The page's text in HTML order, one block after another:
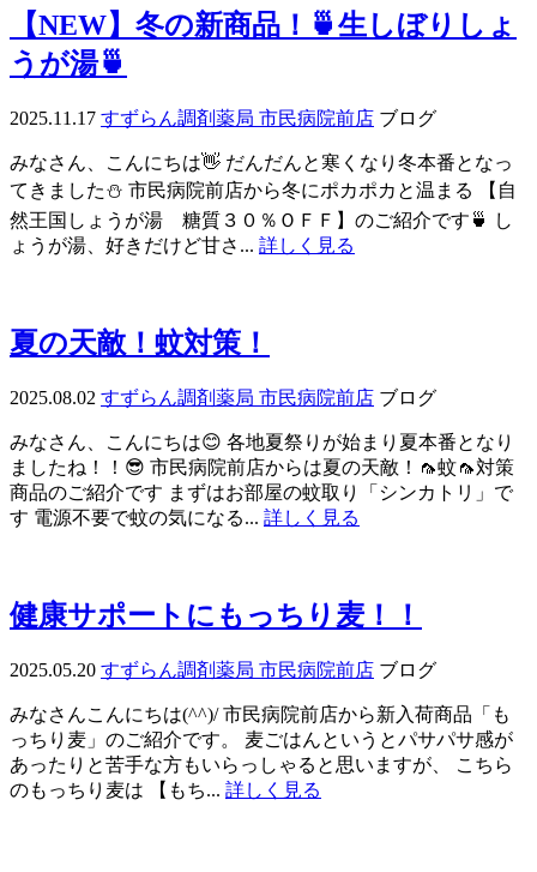
【NEW】冬の新商品！🍵生しぼりしょ
うが湯🍵
2025.11.17 すずらん調剤薬局 市民病院前店 ブログ
みなさん、こんにちは👋 だんだんと寒くなり冬本番となっ
てきました⛄ 市民病院前店から冬にポカポカと温まる 【自
然王国しょうが湯 糖質３０％ＯＦＦ】のご紹介です🍵 し
ょうが湯、好きだけど甘さ... 詳しく見る
夏の天敵！蚊対策！
2025.08.02 すずらん調剤薬局 市民病院前店 ブログ
みなさん、こんにちは😊 各地夏祭りが始まり夏本番となり
ましたね！！😎 市民病院前店からは夏の天敵！🦟蚊🦟対策
商品のご紹介です まずはお部屋の蚊取り「シンカトリ」で
す 電源不要で蚊の気になる... 詳しく見る
健康サポートにもっちり麦！！
2025.05.20 すずらん調剤薬局 市民病院前店 ブログ
みなさんこんにちは(^^)/ 市民病院前店から新入荷商品「も
っちり麦」のご紹介です。 麦ごはんというとパサパサ感が
あったりと苦手な方もいらっしゃると思いますが、 こちら
のもっちり麦は 【もち... 詳しく見る